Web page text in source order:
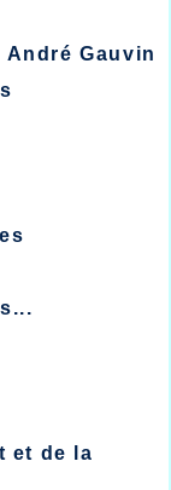
Gauvin
et de la